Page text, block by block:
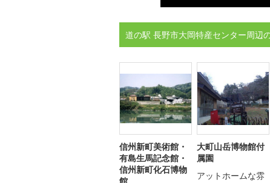
道の駅 長野市大岡特産センター周辺
信州新町美術館・
有島生馬記念館・
信州新町化石博物
大町山岳博物館付
属園
アットホームな雰